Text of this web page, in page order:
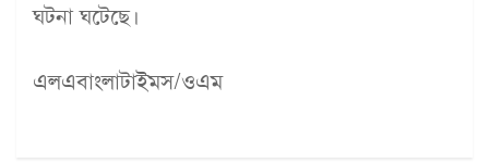
ঘটনা ঘটেছে।
এলএবাংলাটাইমস/ওএম